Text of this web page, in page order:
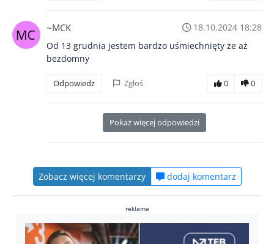
~MCK
18.10.2024 18:28
Od 13 grudnia jestem bardzo uśmiechnięty że aż
bezdomny
Odpowiedz Zgłoś 0 0
Pokaż więcej odpowiedzi
Zobacz więcej komentarzy dodaj komentarz
reklama